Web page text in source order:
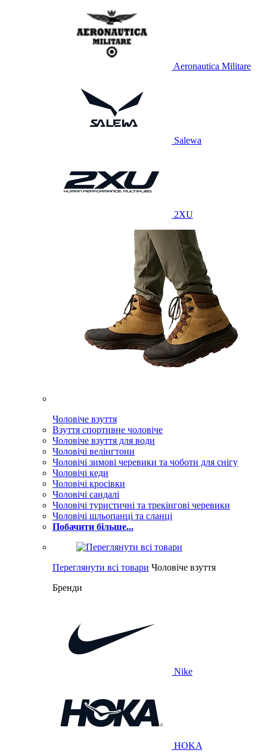
Aeronautica Militare
Salewa
2XU
Чоловіче взуття
Взуття спортивне чоловіче
Чоловіче взуття для води
Чоловічі велінгтони
Чоловічі зимові черевики та чоботи для снігу
Чоловічі кеди
Чоловічі кросівки
Чоловічі сандалі
Чоловічі туристичні та трекінгові черевики
Чоловічі шльопанці та сланці
Побачити більше...
Переглянути всі товари Чоловіче взуття
Бренди
Nike
HOKA